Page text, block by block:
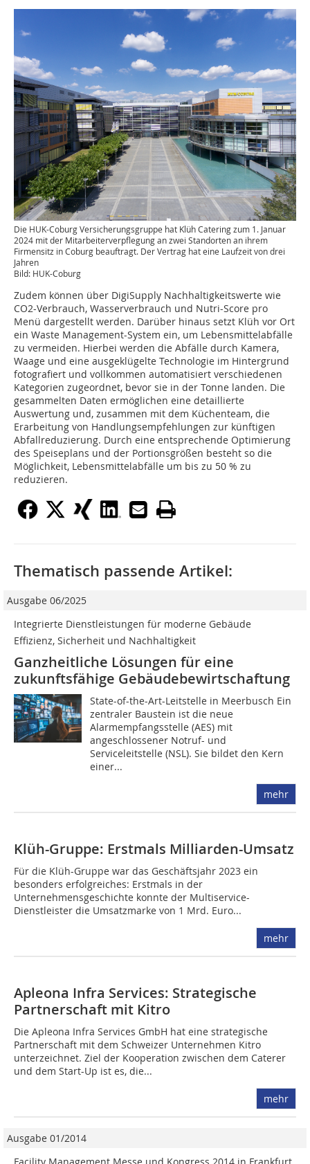
Die HUK-Coburg Versicherungsgruppe hat Klüh Catering zum 1. Januar
2024 mit der Mitarbeiterverpflegung an zwei Standorten an ihrem
Firmensitz in Coburg beauftragt. Der Vertrag hat eine Laufzeit von drei
Jahren
Bild: HUK-Coburg
Zudem können über DigiSupply Nachhaltigkeitswerte wie
CO2-Verbrauch, Wasserverbrauch und Nutri-Score pro
Menü dargestellt werden. Darüber hinaus setzt Klüh vor Ort
ein Waste Management-System ein, um Lebensmittelabfälle
zu vermeiden. Hierbei werden die Abfälle durch Kamera,
Waage und eine ausgeklügelte Technologie im Hintergrund
fotografiert und vollkommen automatisiert verschiedenen
Kategorien zugeordnet, bevor sie in der Tonne landen. Die
gesammelten Daten ermöglichen eine detaillierte
Auswertung und, zusammen mit dem Küchenteam, die
Erarbeitung von Handlungsempfehlungen zur künftigen
Abfallreduzierung. Durch eine entsprechende Optimierung
des Speiseplans und der Portionsgrößen besteht so die
Möglichkeit, Lebensmittelabfälle um bis zu 50 % zu
reduzieren.
Thematisch passende Artikel:
Ausgabe 06/2025
Integrierte Dienstleistungen für moderne Gebäude 
Effizienz, Sicherheit und Nachhaltigkeit
Ganzheitliche Lösungen für eine
zukunftsfähige Gebäudebewirtschaftung
State-of-the-Art-Leitstelle in ­Meerbusch Ein
zentraler Baustein ist die neue
Alarmempfangsstelle (AES) mit
angeschlossener Notruf- und
Serviceleitstelle (NSL). Sie bildet den Kern
einer...
mehr
Klüh-Gruppe: Erstmals Milliarden-Umsatz
Für die Klüh-Gruppe war das Geschäftsjahr 2023 ein
besonders erfolgreiches: Erstmals in der
Unternehmensgeschichte konnte der Multiservice-
Dienstleister die Umsatzmarke von 1 Mrd. Euro...
mehr
Apleona Infra Services: Strategische
Partnerschaft mit Kitro
Die Apleona Infra Services GmbH hat eine strategische
Partnerschaft mit dem Schweizer Unternehmen Kitro
unterzeichnet. Ziel der Kooperation zwischen dem Caterer
und dem Start-Up ist es, die...
mehr
Ausgabe 01/2014
Facility Management Messe und Kongress 2014 in Frankfurt